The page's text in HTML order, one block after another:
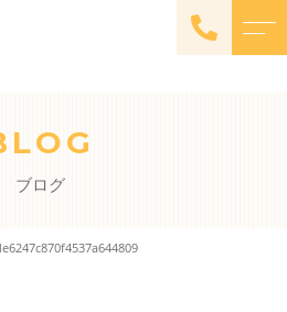
ブログ
ブログ